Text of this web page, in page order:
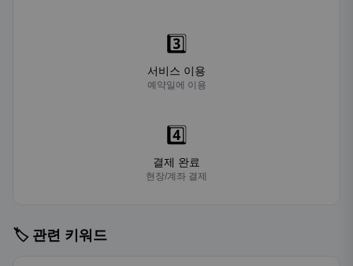
3️⃣
서비스 이용
예약일에 이용
4️⃣
결제 완료
현장/계좌 결제
🏷️ 관련 키워드